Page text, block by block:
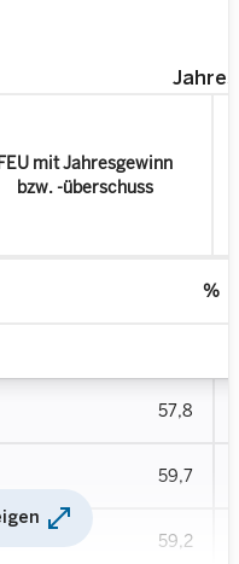
mit Jahresgewinn
bzw. -überschuss
%
57,8
59,7
59,2
open_in_full